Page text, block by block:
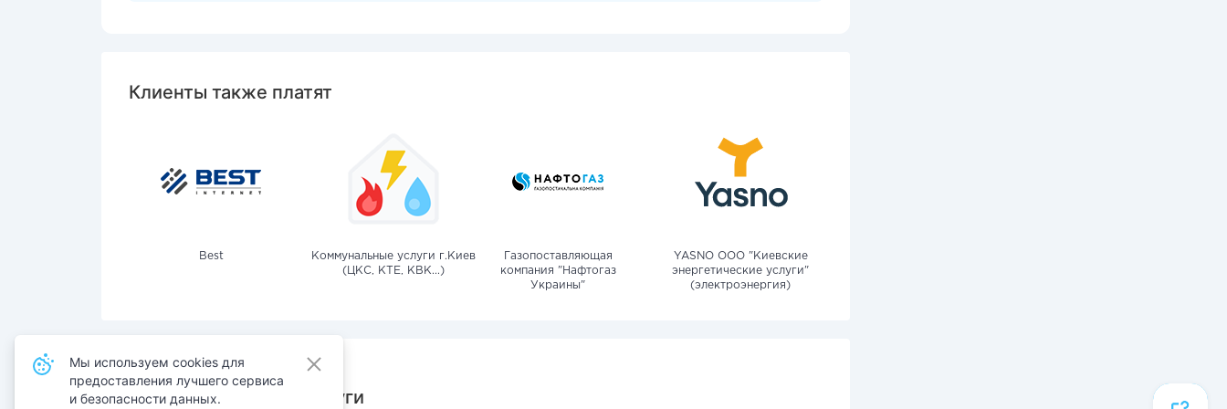
Клиенты также платят
Best
Коммунальные услуги г.Киев
(ЦКС, КТЕ, КВК...)
Газопоставляющая
компания "Нафтогаз
Украины"
YASNO OOO "Киевские
энергетические услуги"
(электроэнергия)
Также оплачивают услуги
Мы используем cookies для
предоставления лучшего сервиса
и безопасности данных.